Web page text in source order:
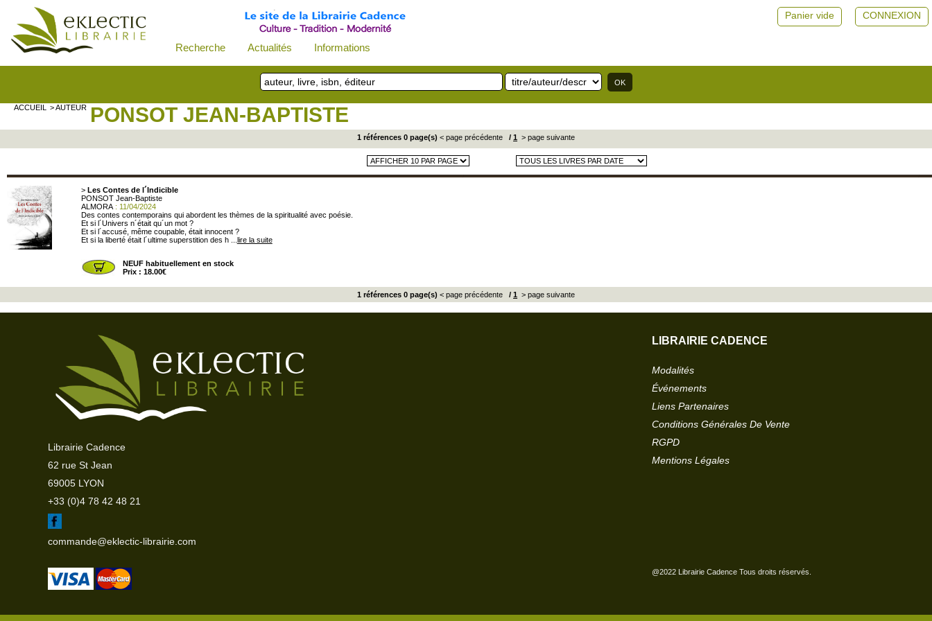
Recherche Actualités Informations
CONNEXION
Panier vide
ACCUEIL > AUTEUR PONSOT JEAN-BAPTISTE
1 références 0 page(s) < page précédente / 1 > page suivante
> Les Contes de l´Indicible
PONSOT Jean-Baptiste
ALMORA: 11/04/2024
Des contes contemporains qui abordent les thèmes de la spiritualité avec poésie.
Et si l´Univers n´était qu´un mot ?
Et si l´accusé, même coupable, était innocent ?
Et si la liberté était l´ultime superstition des h ... lire la suite
NEUF habituellement en stock
Prix : 18.00€
1 références 0 page(s) < page précédente / 1 > page suivante
Librairie Cadence
62 rue St Jean
69005 LYON
+33 (0)4 78 42 48 21
commande@eklectic-librairie.com
LIBRAIRIE CADENCE
Modalités
Événements
Liens Partenaires
Conditions Générales De Vente
RGPD
Mentions Légales
@2022 Librairie Cadence Tous droits réservés.